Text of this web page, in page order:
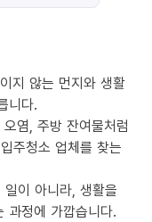
지 않는 먼지와 생활
니다.
염, 주방 잔여물처럼
주청소 업체를 찾는
이 아니라, 생활을
과정에 가깝습니다.